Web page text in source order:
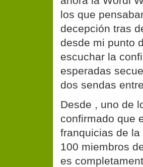
los que
decepción tras
desde mi punto
escuchar la
esperadas
dos sendas
Desde , uno de
confirmado que
franquicias de
100 miembros
es